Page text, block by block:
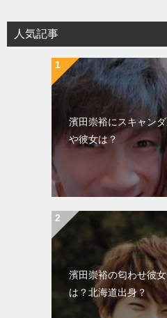
シ人気記事
濱田崇裕にスキャン
や彼女は？
濱田崇裕の匂わせ彼
は？北海道出身？